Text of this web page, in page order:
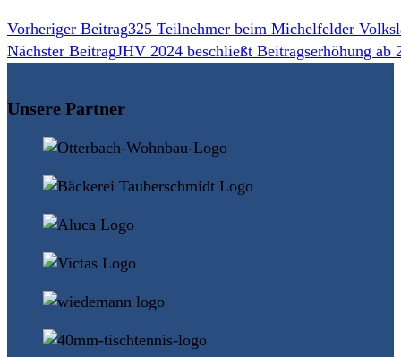
Weitere
Artikel
Vorheriger Beitrag325 Teilnehmer beim Michelfelder
Nächster BeitragJHV 2024 beschließt Beitragserhöhung ab
Unsere Partner